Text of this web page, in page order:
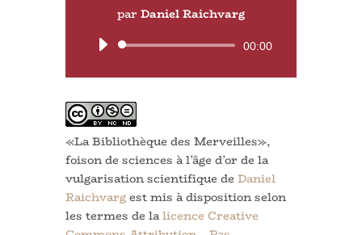
par Daniel Raichvarg
Lecteur
00:00
«La Bibliothèque des Merveilles»,
foison de sciences à l’âge d’or de la
vulgarisation scientifique de Daniel
Raichvargest mis à disposition selon
les termes de lalicence Creative